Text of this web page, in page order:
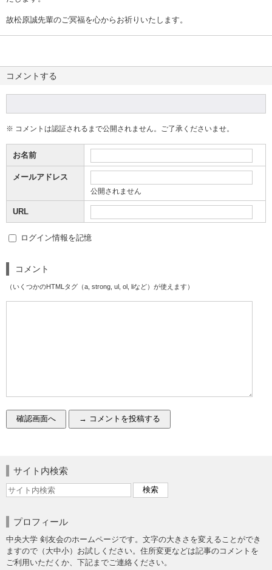
故松原誠先輩のご冥福を心からお祈りいたします。
コメントする
※ コメントは認証されるまで公開されません。ご了承くださいませ。
お名前
メールアドレス
公開されません
URL
ログイン情報を記憶
コメント
（いくつかのHTMLタグ（a, strong, ul, ol, liなど）が使えます）
サイト内検索
プロフィール
中央大学 剣友会のホームページです。文字の大きさを変えることができ
ますので（大中小）お試しください。住所変更などは記事のコメントを
ご利用いただくか、下記までご連絡ください。